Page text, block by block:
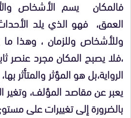
فالمكان يسم الأشخاص
العمق، فهو الذي يلد
وللأشخاص وللزمان ، وهذا ما
،فلا يصبح المكان مجرد عنصر
الرواية،بل هو المؤثر والمتأثر
يعبر عن مقاصد المؤلف، وتغير
بالضرورة إلى تغييرات على